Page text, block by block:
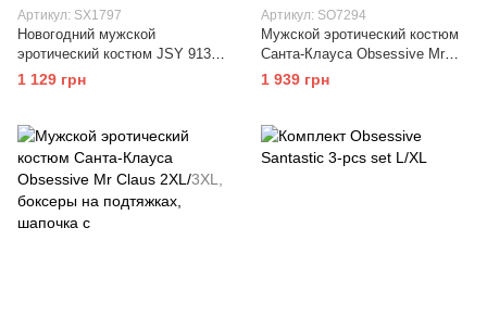
Артикул: SX1797
Новогодний мужской
эротический костюм JSY 9133
One Size
1 129 грн
Артикул: SO7294
Мужской эротический костюм
Санта-Клауса Obsessive Mr
Claus S/M, боксеры на
подтяжках, шапочка с помп
1 939 грн